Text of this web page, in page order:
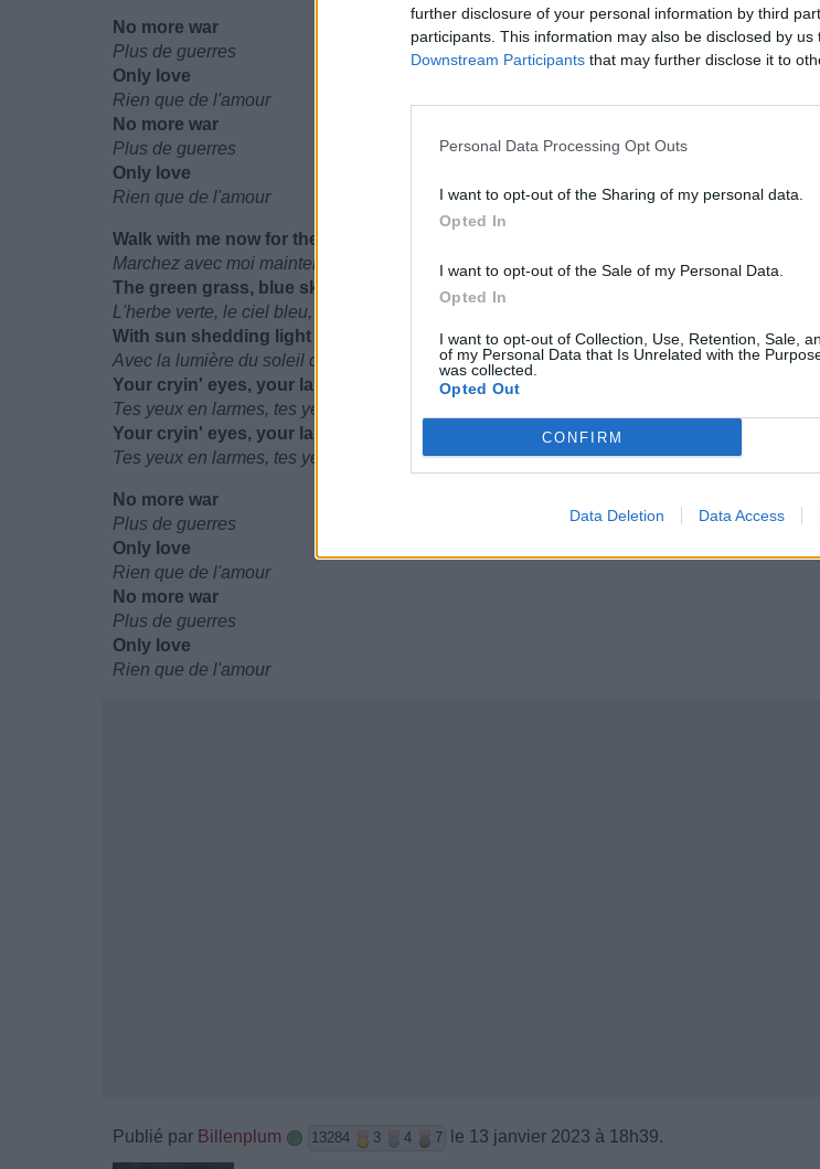
further disclosure of your personal information by third
participants. This information may also be disclosed by
Downstream Participants that may further disclose it to
Personal Data Processing Opt Outs
I want to opt-out of the Sharing of my personal data.
Opted In
I want to opt-out of the Sale of my Personal Data.
Opted In
I want to opt-out of Collection, Use, Retention, Sale,
of my Personal Data that Is Unrelated with the
was collected.
Opted Out
CONFIRM
Data Deletion Data Access
No more war
Plus de guerres
Only love
Rien que de l'amour
No more war
Plus de guerres
Only love
Rien que de l'amour
Walk with me now for the children of the future
Marchez avec moi maintenant pour les enfants du futur
The green grass, blue sky, clear water future
L'herbe verte, le ciel bleu, l'eau claire du futur
With sun shedding light through a flicker in your laughin' eyes
Avec la lumière du soleil dans l'éclat de tes yeux rieurs
Your cryin' eyes, your laughin' eyes
Tes yeux en larmes, tes yeux rieurs
Your cryin' eyes, your laughin' eyes
Tes yeux en larmes, tes yeux rieurs
No more war
Plus de guerres
Only love
Rien que de l'amour
No more war
Plus de guerres
Only love
Rien que de l'amour
Publié par Billenplum 13284 3 4 7 le 13 janvier 2023 à 18h39.